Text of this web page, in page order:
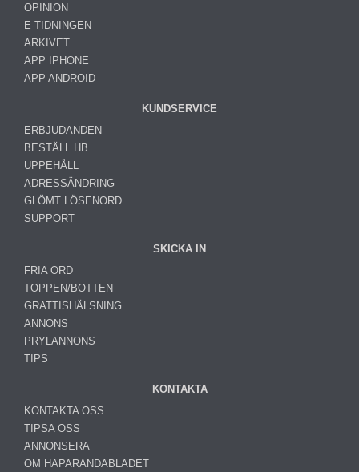
OPINION
E-TIDNINGEN
ARKIVET
APP IPHONE
APP ANDROID
KUNDSERVICE
ERBJUDANDEN
BESTÄLL HB
UPPEHÅLL
ADRESSÄNDRING
GLÖMT LÖSENORD
SUPPORT
SKICKA IN
FRIA ORD
TOPPEN/BOTTEN
GRATTISHÄLSNING
ANNONS
PRYLANNONS
TIPS
KONTAKTA
KONTAKTA OSS
TIPSA OSS
ANNONSERA
OM HAPARANDABLADET